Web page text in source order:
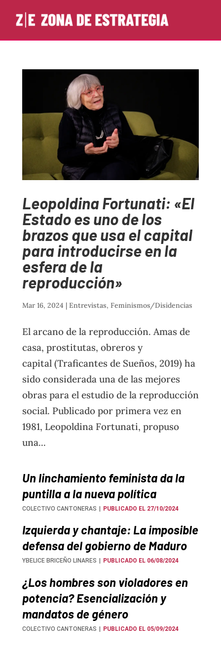
Leopoldina Fortunati: «El
Estado es uno de los
brazos que usa el capital
para introducirse en la
esfera de la
reproducción»
Mar 16, 2024 | Entrevistas, Feminismos/Disidencias
El arcano de la reproducción. Amas de
casa, prostitutas, obreros y
capital (Traficantes de Sueños, 2019) ha
sido considerada una de las mejores
obras para el estudio de la reproducción
social. Publicado por primera vez en
1981, Leopoldina Fortunati, propuso
una...
Un linchamiento feminista da la
puntilla a la nueva política
COLECTIVO CANTONERAS PUBLICADO EL 27/10/2024
Izquierda y chantaje: La imposible
defensa del gobierno de Maduro
YBELICE BRICEÑO LINARES PUBLICADO EL 06/08/2024
¿Los hombres son violadores en
potencia? Esencialización y
mandatos de género
COLECTIVO CANTONERAS PUBLICADO EL 05/09/2024